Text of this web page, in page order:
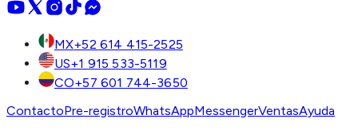
MX+52 614 415-2525
US+1 915 533-5119
CO+57 601 744-3650
ContactoPre-registroWhatsAppMessengerVentasAyuda